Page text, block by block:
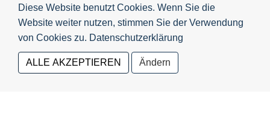
Diese Website benutzt Cookies. Wenn Sie die
Website weiter nutzen, stimmen Sie der Verwendung
von Cookies zu. Datenschutzerklärung
ALLE AKZEPTIEREN
Ändern